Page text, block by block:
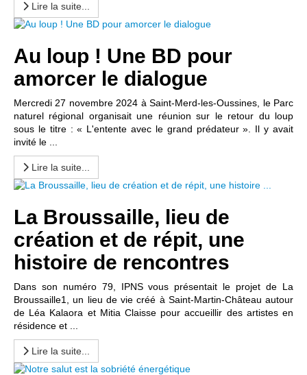
Lire la suite...
Au loup ! Une BD pour
amorcer le dialogue
Mercredi 27 novembre 2024 à Saint-Merd-les-Oussines, le Parc
naturel régional organisait une réunion sur le retour du loup
sous le titre : « L'entente avec le grand prédateur ». Il y avait
invité le ...
Lire la suite...
La Broussaille, lieu de
création et de répit, une
histoire de rencontres
Dans son numéro 79, IPNS vous présentait le projet de La
Broussaille1, un lieu de vie créé à Saint-Martin-Château autour
de Léa Kalaora et Mitia Claisse pour accueillir des artistes en
résidence et ...
Lire la suite...